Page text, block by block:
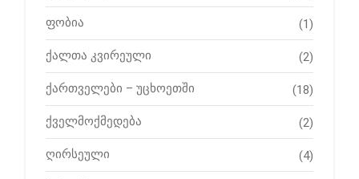
ფობია (1)
ქალთა კვირეული (2)
ქართველები – უცხოეთში (18)
ქველმოქმედება (2)
ღირსეული (4)